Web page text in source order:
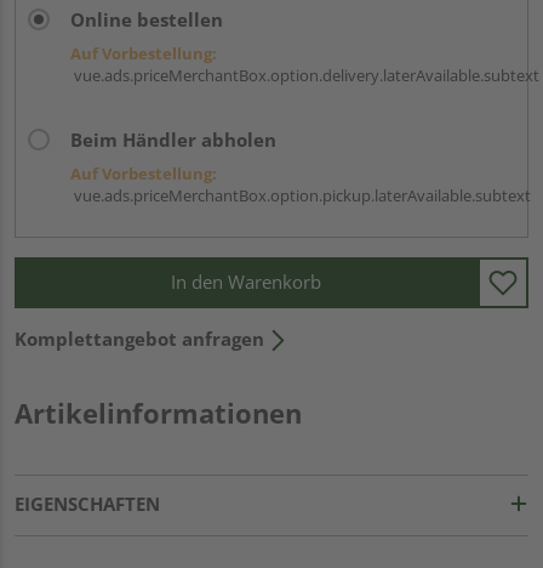
Online bestellen
Auf Vorbestellung:
vue.ads.priceMerchantBox.option.delivery.laterAvailable.subtext
Beim Händler abholen
Auf Vorbestellung:
vue.ads.priceMerchantBox.option.pickup.laterAvailable.subtext
In den Warenkorb
Komplettangebot anfragen
Artikelinformationen
EIGENSCHAFTEN